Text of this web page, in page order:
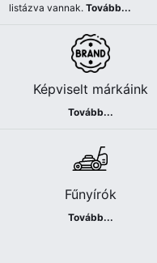
listázva vannak.Tovább...
Képviselt márkáink
Tovább...
Fűnyírók
Tovább...